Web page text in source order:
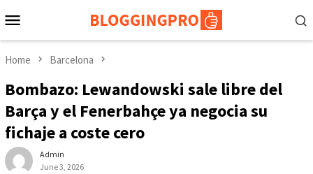
to
Menu
Home Barcelona
Bombazo: Lewandowski sale libre del
Barça y el Fenerbahçe ya negocia su
fichaje a coste cero
Admin
June 3, 2026